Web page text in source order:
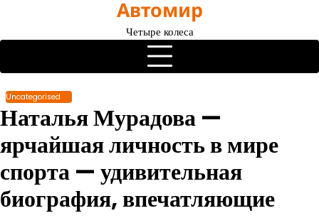
содержимому
Автомир
Четыре колеса
Uncategorised
Наталья Мурадова —
ярчайшая личность в мире
спорта — удивительная
биография, впечатляющие